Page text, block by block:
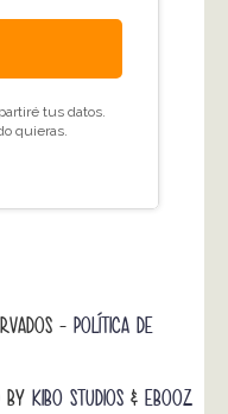
- POLÍTICA DE
BY KIBO STUDIOS & EBOOZ